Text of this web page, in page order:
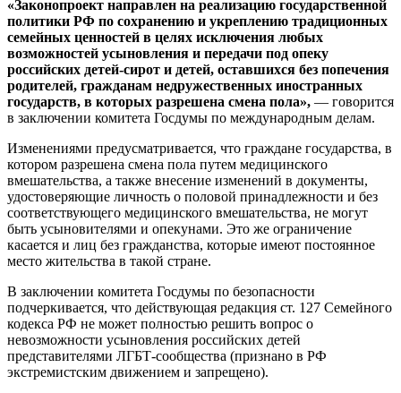
«Законопроект направлен на реализацию государственной
политики РФ по сохранению и укреплению традиционных
семейных ценностей в целях исключения любых
возможностей усыновления и передачи под опеку
российских детей-сирот и детей, оставшихся без попечения
родителей, гражданам недружественных иностранных
государств, в которых разрешена смена пола», — говорится
в заключении комитета Госдумы по международным делам.
Изменениями предусматривается, что граждане государства, в
котором разрешена смена пола путем медицинского
вмешательства, а также внесение изменений в документы,
удостоверяющие личность о половой принадлежности и без
соответствующего медицинского вмешательства, не могут
быть усыновителями и опекунами. Это же ограничение
касается и лиц без гражданства, которые имеют постоянное
место жительства в такой стране.
В заключении комитета Госдумы по безопасности
подчеркивается, что действующая редакция ст. 127 Семейного
кодекса РФ не может полностью решить вопрос о
невозможности усыновления российских детей
представителями ЛГБТ-сообщества (признано в РФ
экстремистским движением и запрещено).